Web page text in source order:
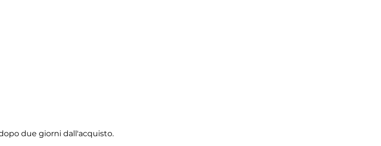
due giorni dall'acquisto.